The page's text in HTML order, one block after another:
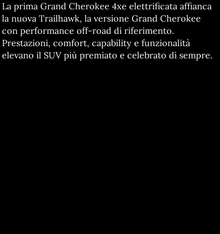
La prima Grand Cherokee 4xe elettrificata affianca
la nuova Trailhawk, la versione Grand Cherokee
con performance off-road di riferimento.
Prestazioni, comfort, capability e funzionalità
elevano il SUV più premiato e celebrato di sempre.